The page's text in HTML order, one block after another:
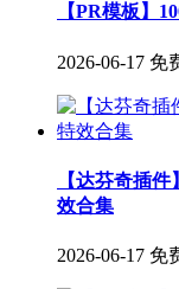
【PR模板】
2026-06-17 免
【达芬奇插
效合集
2026-06-17 免